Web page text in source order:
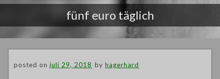
fünf euro täglich
posted on juli 29, 2018 by hagerhard